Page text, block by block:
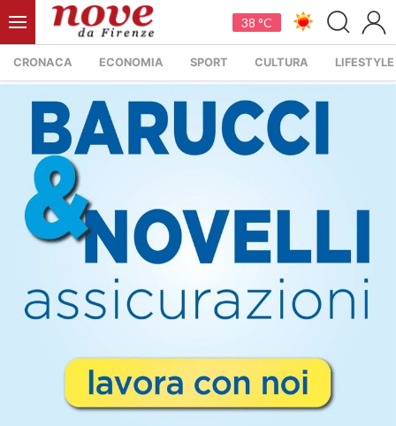
38 °C
CRONACA ECONOMIA SPORT CULTURA LIFESTYLE